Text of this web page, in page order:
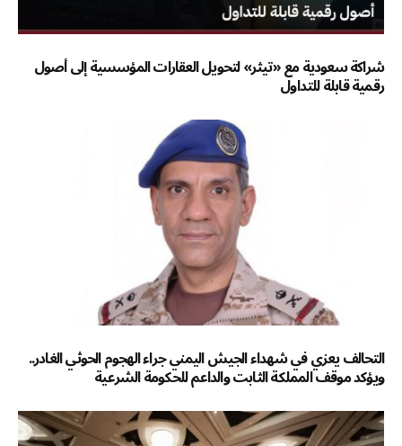
شراكة سعودية مع «تيثر» لتحويل العقارات المؤسسية إلى أصول
رقمية قابلة للتداول
التحالف يعزي في شهداء الجيش اليمني جراء الهجوم الحوثي الغادر..
ويؤكد موقف المملكة الثابت والداعم للحكومة الشرعية